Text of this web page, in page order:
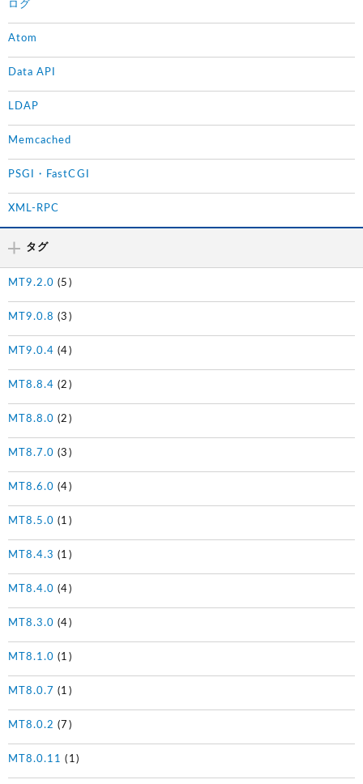
ログ
Atom
Data API
LDAP
Memcached
PSGI・FastCGI
XML-RPC
タグ
MT9.2.0 (5)
MT9.0.8 (3)
MT9.0.4 (4)
MT8.8.4 (2)
MT8.8.0 (2)
MT8.7.0 (3)
MT8.6.0 (4)
MT8.5.0 (1)
MT8.4.3 (1)
MT8.4.0 (4)
MT8.3.0 (4)
MT8.1.0 (1)
MT8.0.7 (1)
MT8.0.2 (7)
MT8.0.11 (1)